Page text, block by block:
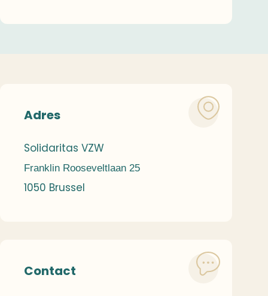
Adres
Solidaritas VZW
Franklin Rooseveltlaan 25
1050 Brussel
Contact